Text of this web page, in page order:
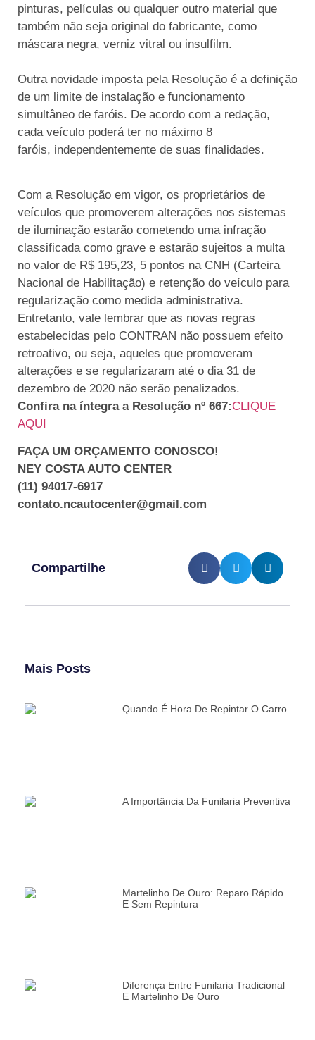
pinturas, películas ou qualquer outro material que
também não seja original do fabricante, como
máscara negra, verniz vitral ou insulfilm.
Outra novidade imposta pela Resolução é a definição
de um limite de instalação e funcionamento
simultâneo de faróis. De acordo com a redação,
cada veículo poderá ter no máximo 8
faróis, independentemente de suas finalidades.
Com a Resolução em vigor, os proprietários de
veículos que promoverem alterações nos sistemas
de iluminação estarão cometendo uma infração
classificada como grave e estarão sujeitos a multa
no valor de R$ 195,23, 5 pontos na CNH (Carteira
Nacional de Habilitação) e retenção do veículo para
regularização como medida administrativa.
Entretanto, vale lembrar que as novas regras
estabelecidas pelo CONTRAN não possuem efeito
retroativo, ou seja, aqueles que promoveram
alterações e se regularizaram até o dia 31 de
dezembro de 2020 não serão penalizados.
Confira na íntegra a Resolução nº 667:CLIQUE
AQUI
FAÇA UM ORÇAMENTO CONOSCO!
NEY COSTA AUTO CENTER
(11) 94017-6917
contato.ncautocenter@gmail.com
Compartilhe
Mais Posts
Quando É Hora De Repintar O Carro
A Importância Da Funilaria Preventiva
Martelinho De Ouro: Reparo Rápido
E Sem Repintura
Diferença Entre Funilaria Tradicional
E Martelinho De Ouro